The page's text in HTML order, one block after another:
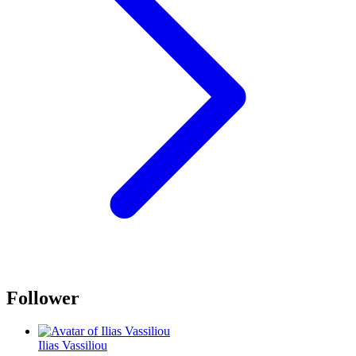
Follower
Ilias Vassiliou